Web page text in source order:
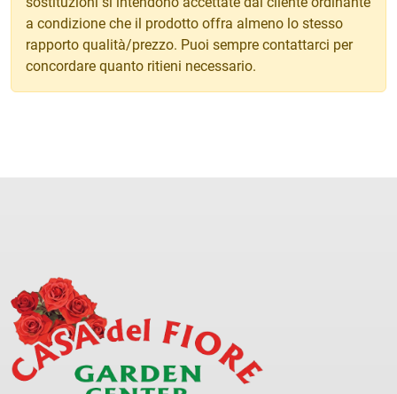
a condizione che il prodotto offra almeno lo stesso
rapporto qualità/prezzo. Puoi sempre contattarci per
concordare quanto ritieni necessario.